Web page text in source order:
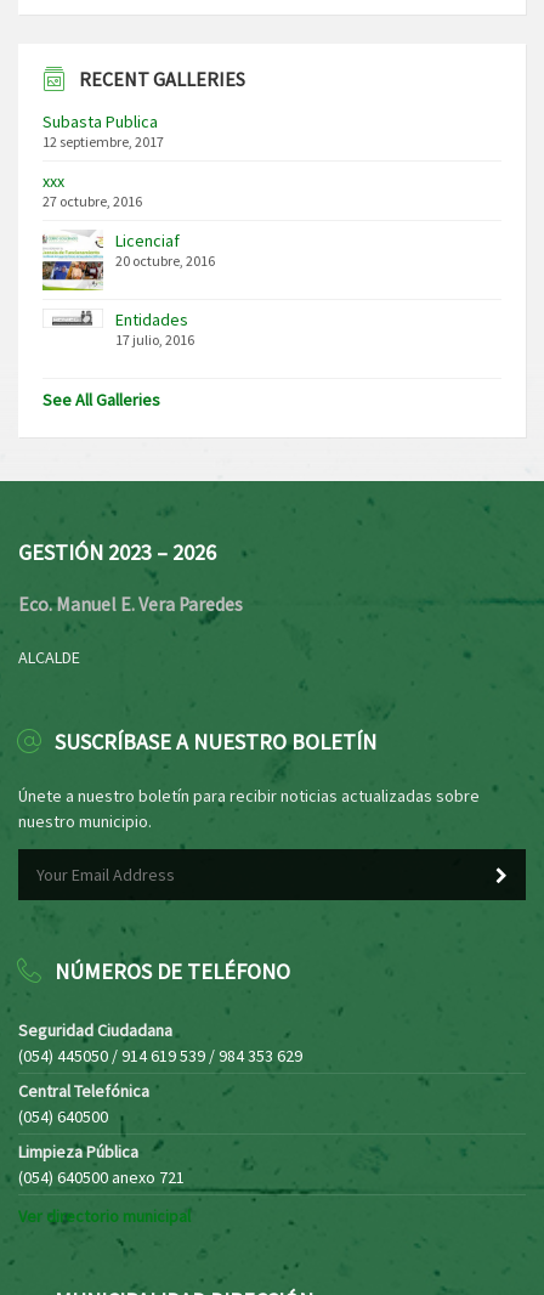
RECENT GALLERIES
Subasta Publica
12 septiembre, 2017
xxx
27 octubre, 2016
Licenciaf
20 octubre, 2016
Entidades
17 julio, 2016
See All Galleries
GESTIÓN 2023 – 2026
Eco. Manuel E. Vera Paredes
ALCALDE
SUSCRÍBASE A NUESTRO BOLETÍN
Únete a nuestro boletín para recibir noticias actualizadas sobre
nuestro municipio.
NÚMEROS DE TELÉFONO
Seguridad Ciudadana
(054) 445050 / 914 619 539 / 984 353 629
Central Telefónica
(054) 640500
Limpieza Pública
(054) 640500 anexo 721
Ver directorio municipal